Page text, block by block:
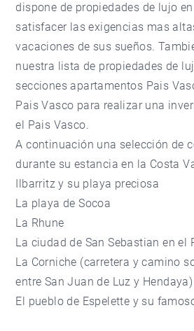
dispone de propiedades de lujo
satisfacer las exigencias mas
vacaciones de sus sueños.
nuestra lista de propiedades de
seccionesapartamentos Pais
Pais Vasco para realizar una
el Pais Vasco.
A continuación una selección de
durante su estancia en la Costa
Ilbarritz y su playa preciosa
La playa de Socoa
La Rhune
La ciudad de San Sebastian en el
La Corniche (carretera y camino
entre San Juan de Luz y Hendaya)
El pueblo de Espelette y su